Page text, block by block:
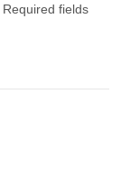
Required fields